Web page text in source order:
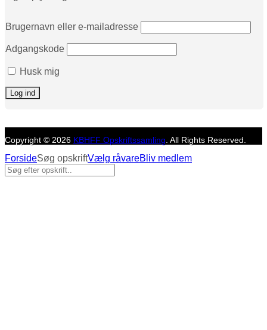
Brugernavn eller e-mailadresse
Adgangskode
Husk mig
Copyright © 2026 KBHFF Opskriftssamling. All Rights Reserved.
ForsideSøg opskriftVælg råvareBliv medlem